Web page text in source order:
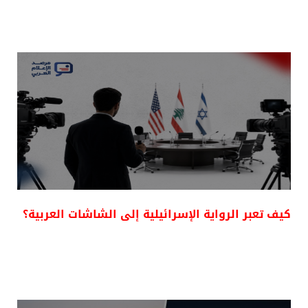
كيف تعبر الرواية الإسرائيلية إلى الشاشات العربية؟